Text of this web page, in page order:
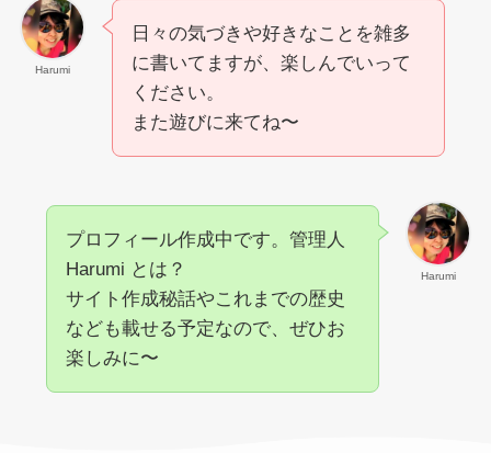
Harumi
日々の気づきや好きなことを雑多
に書いてますが、楽しんでいって
ください。
また遊びに来てね〜
Harumi
プロフィール作成中です。管理人
Harumi とは？
サイト作成秘話やこれまでの歴史
なども載せる予定なので、ぜひお
楽しみに〜